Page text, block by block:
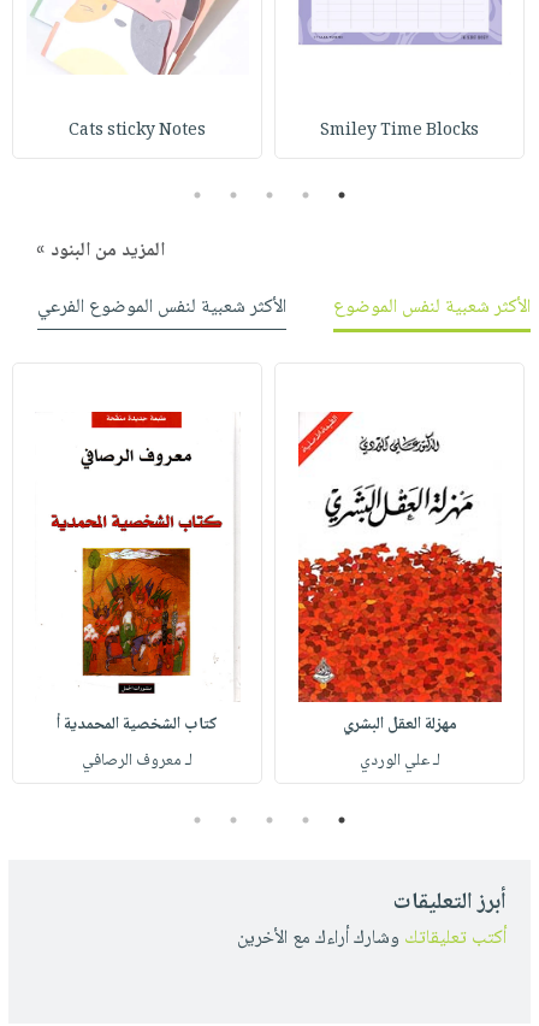
أطفال
طرحها
خدمات
كتابك
تواصل
معنا
عربة
نشرة
الإصدارات
Smiley Time Blocks
Cats sticky Notes
1
2
3
4
5
المزيد من البنود »
الأكثر شعبية لنفس الموضوع
الأكثر شعبية لنفس الموضوع الفرعي
مهزلة العقل البشري
لـ علي الوردي
كتاب الشخصية المحمدية أ
لـ معروف الرصافي
1
2
3
4
5
أبرز التعليقات
أكتب تعليقاتك وشارك أراءك مع الأخرين